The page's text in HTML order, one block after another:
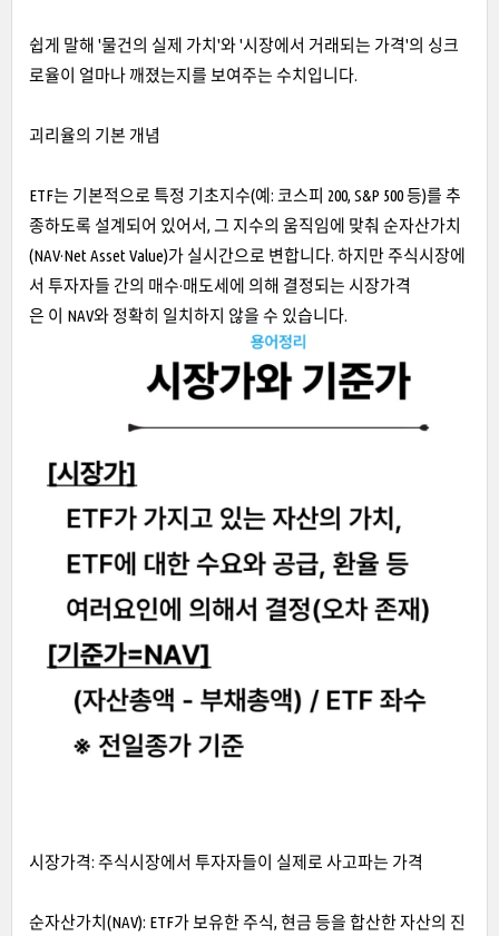
쉽게 말해 '물건의 실제 가치'와 '시장에서 거래되는 가격'의 싱크
로율이 얼마나 깨졌는지를 보여주는 수치입니다.
괴리율의 기본 개념
ETF는 기본적으로 특정 기초지수(예: 코스피 200, S&P 500 등)를 추
종하도록 설계되어 있어서, 그 지수의 움직임에 맞춰 순자산가치
(NAV·Net Asset Value)가 실시간으로 변합니다. 하지만 주식시장에
서 투자자들 간의 매수·매도세에 의해 결정되는 시장가격
은 이 NAV와 정확히 일치하지 않을 수 있습니다.
시장가격: 주식시장에서 투자자들이 실제로 사고파는 가격
순자산가치(NAV): ETF가 보유한 주식, 현금 등을 합산한 자산의 진